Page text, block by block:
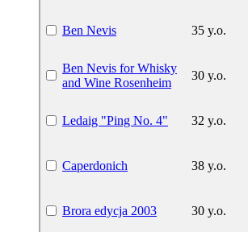
Ben Nevis 35 y.o.
Ben Nevis for Whisky
and Wine Rosenheim
30 y.o.
Ledaig "Ping No. 4" 32 y.o.
Caperdonich 38 y.o.
Brora edycja 2003 30 y.o.